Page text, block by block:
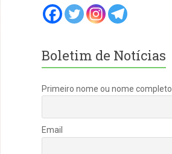
Boletim de Notícias
Primeiro nome ou nome completo
Email